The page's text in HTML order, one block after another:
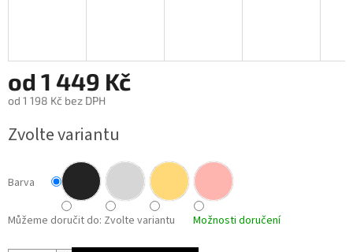
od 1 449 Kč
od 1 198 Kč bez DPH
cena:
Zvolte variantu
Barva
Můžeme doručit do: Zvolte variantu Možnosti doručení